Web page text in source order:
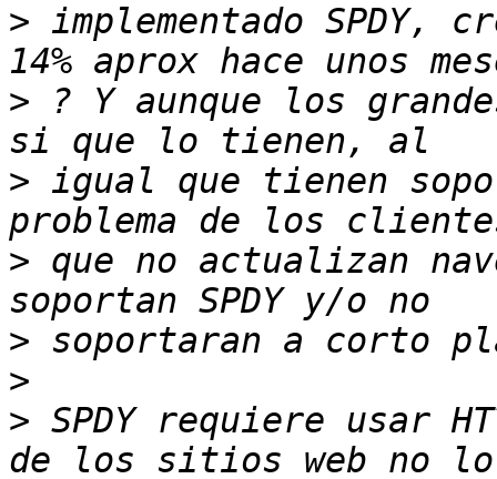
> implementado SPDY,
> ? Y aunque los
> igual que tienen
> que no actualizan
>
>
> SPDY requiere usar